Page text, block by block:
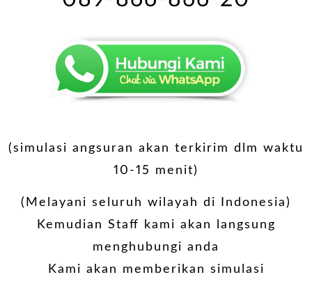
(simulasi angsuran akan terkirim dlm waktu
10-15 menit)
(Melayani seluruh wilayah di Indonesia)
Kemudian Staff kami akan langsung
menghubungi anda
Kami akan memberikan simulasi